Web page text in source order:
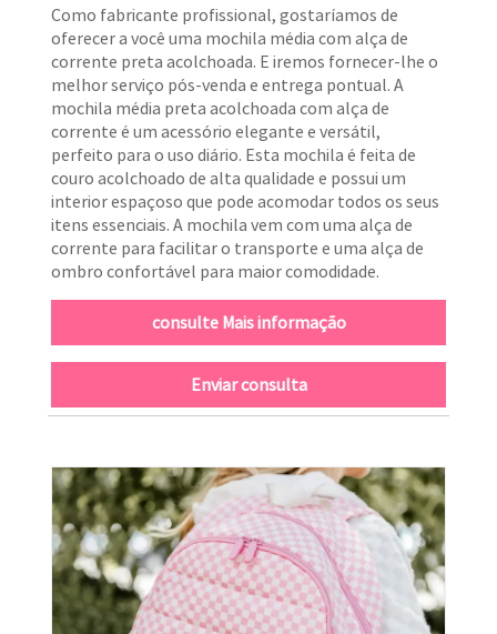
Como fabricante profissional, gostaríamos de
oferecer a você uma mochila média com alça de
corrente preta acolchoada. E iremos fornecer-lhe o
melhor serviço pós-venda e entrega pontual. A
mochila média preta acolchoada com alça de
corrente é um acessório elegante e versátil,
perfeito para o uso diário. Esta mochila é feita de
couro acolchoado de alta qualidade e possui um
interior espaçoso que pode acomodar todos os seus
itens essenciais. A mochila vem com uma alça de
corrente para facilitar o transporte e uma alça de
ombro confortável para maior comodidade.
consulte Mais informação
Enviar consulta